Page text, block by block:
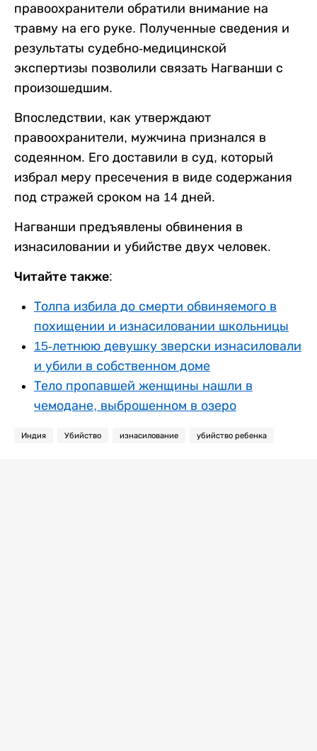
правоохранители обратили внимание на
травму на его руке. Полученные сведения и
результаты судебно-медицинской
экспертизы позволили связать Нагванши с
произошедшим.
Впоследствии, как утверждают
правоохранители, мужчина признался в
содеянном. Его доставили в суд, который
избрал меру пресечения в виде содержания
под стражей сроком на 14 дней.
Нагванши предъявлены обвинения в
изнасиловании и убийстве двух человек.
Читайте также:
Толпа избила до смерти обвиняемого в
похищении и изнасиловании школьницы
15-летнюю девушку зверски изнасиловали
и убили в собственном доме
Тело пропавшей женщины нашли в
чемодане, выброшенном в озеро
Индия Убийство изнасилование убийство ребенка